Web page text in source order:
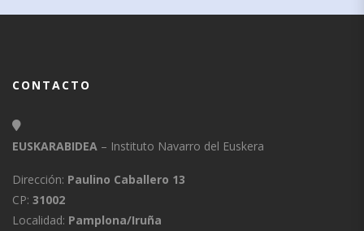
CONTACTO
EUSKARABIDEA – Instituto Navarro del Euskera
Dirección: Paulino Caballero 13
CP: 31002
Localidad: Pamplona/Iruña